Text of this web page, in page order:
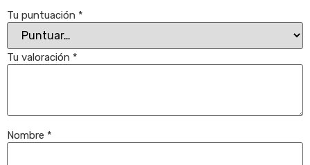
Tu puntuación *
Tu valoración *
Nombre *